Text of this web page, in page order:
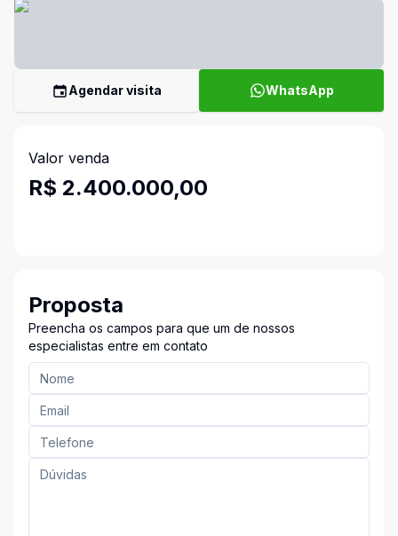
Agendar visita WhatsApp
Valor venda
R$ 2.400.000,00
Proposta
Preencha os campos para que um de nossos
especialistas entre em contato